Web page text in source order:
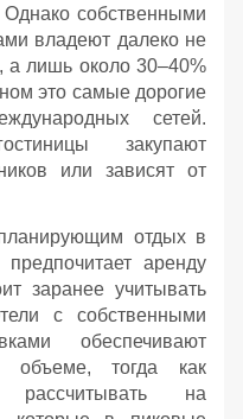
собственными
владеют далеко не
а лишь около 30–40%
это самые дорогие
сетей.
закупают
или зависят от
отдых в
аренду
заранее учитывать
с собственными
обеспечивают
тогда как
рассчитывать на